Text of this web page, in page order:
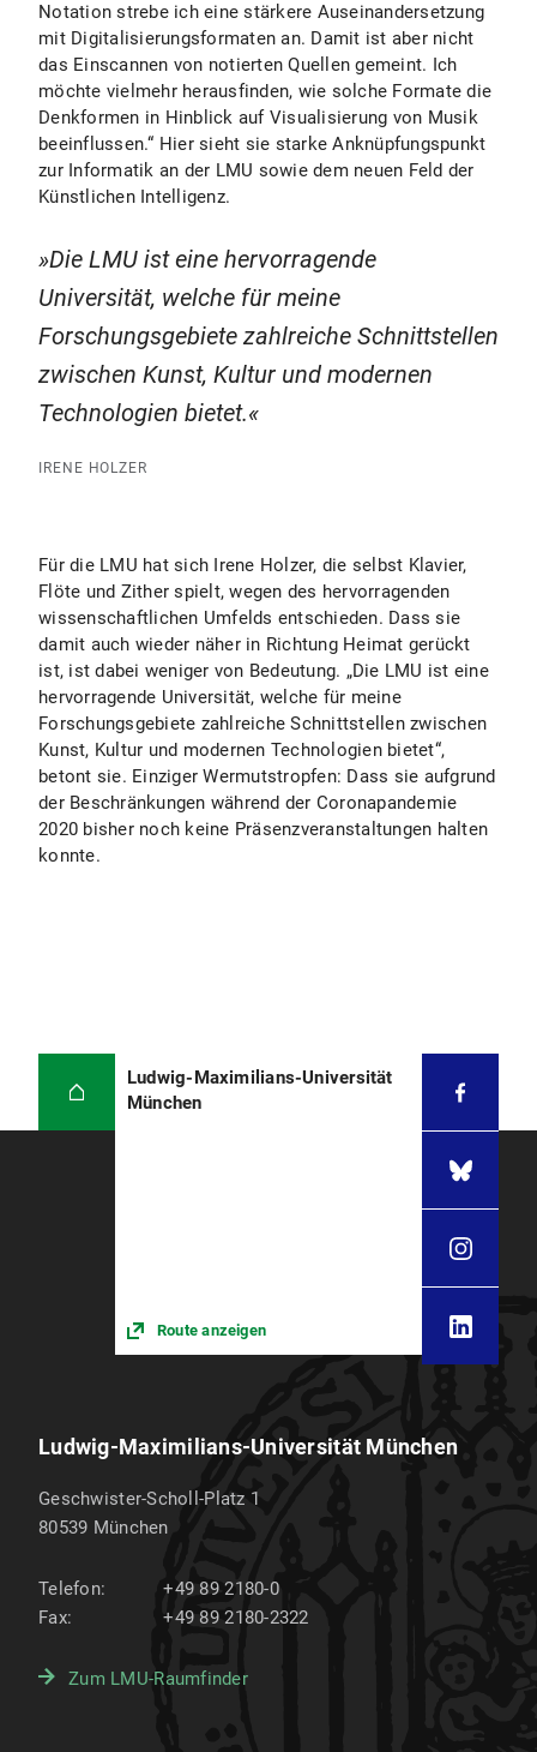
Notation strebe ich eine stärkere Auseinandersetzung
mit Digitalisierungsformaten an. Damit ist aber nicht
das Einscannen von notierten Quellen gemeint. Ich
möchte vielmehr herausfinden, wie solche Formate die
Denkformen in Hinblick auf Visualisierung von Musik
beeinflussen.“ Hier sieht sie starke Anknüpfungspunkt
zur Informatik an der LMU sowie dem neuen Feld der
Künstlichen Intelligenz.
Die LMU ist eine hervorragende
Universität, welche für meine
Forschungsgebiete zahlreiche Schnittstellen
zwischen Kunst, Kultur und modernen
Technologien bietet.
IRENE HOLZER
Für die LMU hat sich Irene Holzer, die selbst Klavier,
Flöte und Zither spielt, wegen des hervorragenden
wissenschaftlichen Umfelds entschieden. Dass sie
damit auch wieder näher in Richtung Heimat gerückt
ist, ist dabei weniger von Bedeutung. „Die LMU ist eine
hervorragende Universität, welche für meine
Forschungsgebiete zahlreiche Schnittstellen zwischen
Kunst, Kultur und modernen Technologien bietet“,
betont sie. Einziger Wermutstropfen: Dass sie aufgrund
der Beschränkungen während der Coronapandemie
2020 bisher noch keine Präsenzveranstaltungen halten
konnte.
Ludwig-Maximilians-Universität
München
Route anzeigen
Ludwig-Maximilians-Universität München
Geschwister-Scholl-Platz 1
80539 München
Telefon:
+49 89 2180-0
Fax:
+49 89 2180-2322
Zum LMU-Raumfinder